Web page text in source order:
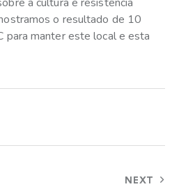
o resultado de 10
para manter este local e esta
NEXT